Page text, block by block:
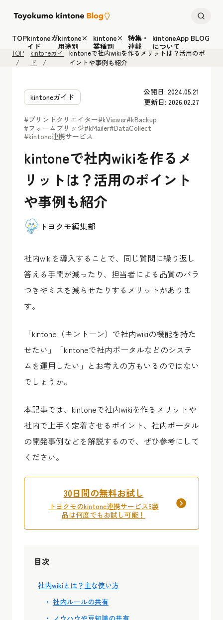
TOPkintoneガ
イド
kintone×
用途別
kintone×
業種別
特集・
連載
kintoneApp BLOG
について
TOP
kintoneガイ
ド
kintoneで社内wikiを作るメリットは？活用のポ
イントや事例も紹介
kintoneガイド
公開日: 2024.05.21
更新日: 2026.02.27
#プリントクリエイター#kViewer#kBackup
#フォームブリッジ#kMailer#DataCollect
#kintone連携サービス
kintoneで社内wikiを作るメ
リットは？活用のポイント
や事例も紹介
トヨクモ編集部
社内wikiを導入することで、同じ質問に繰り返し
答える手間が減ったり、担当者による品質のバラ
つきやミスを減らせたりするメリットがありま
す。
「kintone（キントーン）で社内wikiの機能を持た
せたい」「kintoneで社内ポータルなどのシステ
ムを運用したい」とお考えの方もいるのではない
でしょうか。
本記事では、kintoneで社内wikiを作るメリットや
社内で上手く定着させるポイント、社内ポータル
の開発事例などを解説するので、ぜひ参考にして
ください。
30日間の無料お試し
トヨクモのkintone連携サービス6製
品は何度でもお試し可能！
目次
社内wikiとは？主な使い方
社内ルールの共有
ノウハウや豆知識の共有